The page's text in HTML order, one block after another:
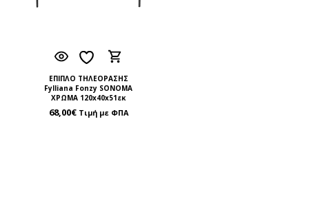
ΕΠΙΠΛΟ ΤΗΛΕΟΡΑΣΗΣ
Fylliana Fonzy SONOMA
ΧΡΩΜΑ 120x40x51εκ
68,00€ Τιμή με ΦΠΑ